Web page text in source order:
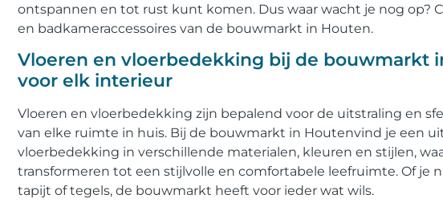
ontspannen en tot rust kunt komen. Dus waar wacht je nog op?
en badkameraccessoires van de bouwmarkt in Houten.
Vloeren en vloerbedekking bij de bouwmarkt
voor elk interieur
Vloeren en vloerbedekking zijn bepalend voor de uitstraling en
van elke ruimte in huis. Bij de bouwmarkt in Houtenvind je een
vloerbedekking in verschillende materialen, kleuren en stijlen,
transformeren tot een stijlvolle en comfortabele leefruimte. Of je
tapijt of tegels, de bouwmarkt heeft voor ieder wat wils.